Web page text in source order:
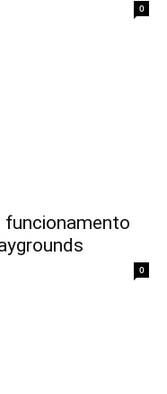
0
funcionamento
0